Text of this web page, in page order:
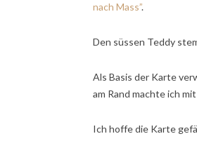
nach Mass”.
Den süssen Teddy
Als Basis der Karte
am Rand machte ich
Ich hoffe die Karte